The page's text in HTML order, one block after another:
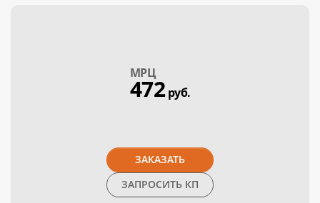
МPЦ
472руб.
ЗАКАЗАТЬ
ЗАПРОСИТЬ КП